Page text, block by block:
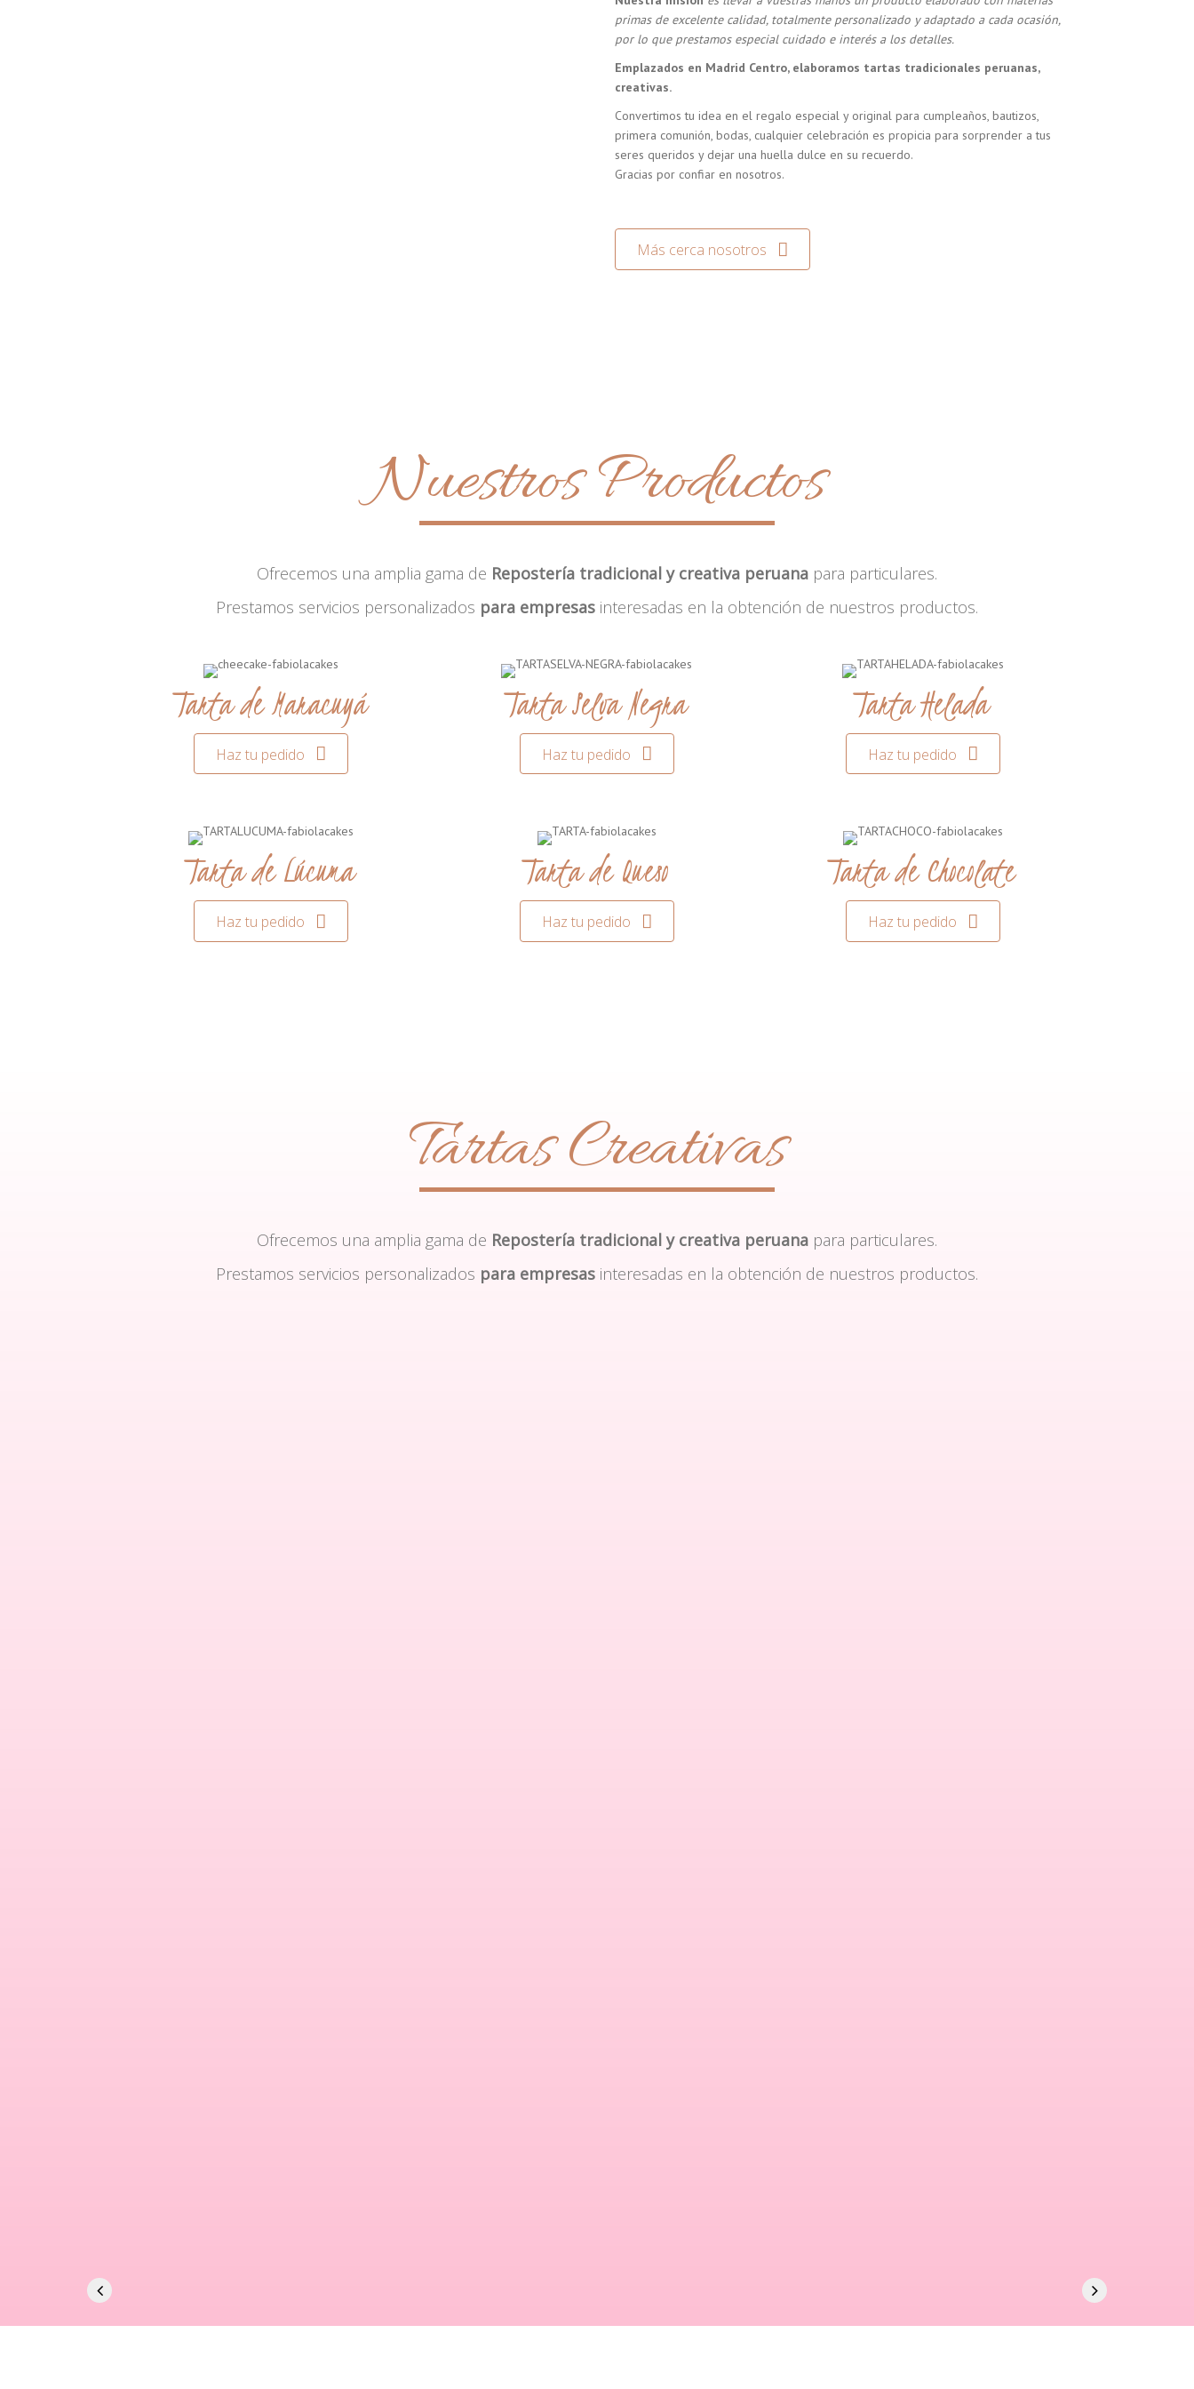
primas de excelente calidad, totalmente personalizado y adaptado a cada ocasión,
por lo que prestamos especial cuidado e interés a los detalles.
Emplazados en Madrid Centro, elaboramos tartas tradicionales peruanas,
creativas.
Convertimos tu idea en el regalo especial y original para cumpleaños, bautizos,
primera comunión, bodas, cualquier celebración es propicia para sorprender a tus
seres queridos y dejar una huella dulce en su recuerdo.
Gracias por confiar en nosotros.
Más cerca nosotros
Nuestros Productos
Ofrecemos una amplia gama de Repostería tradicional y creativa peruana para particulares.
Prestamos servicios personalizados para empresas interesadas en la obtención de nuestros productos.
Tarta de Maracuyá
Haz tu pedido
Tarta Selva Negra
Haz tu pedido
Tarta Helada
Haz tu pedido
Tarta de Lúcuma
Haz tu pedido
Tarta de Queso
Haz tu pedido
Tarta de Chocolate
Haz tu pedido
Tartas Creativas
Ofrecemos una amplia gama de Repostería tradicional y creativa peruana para particulares.
Prestamos servicios personalizados para empresas interesadas en la obtención de nuestros productos.